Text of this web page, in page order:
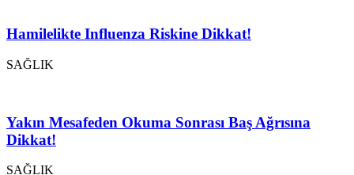
Hamilelikte Influenza Riskine Dikkat!
SAĞLIK
Yakın Mesafeden Okuma Sonrası Baş Ağrısına
Dikkat!
SAĞLIK